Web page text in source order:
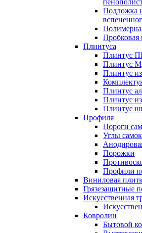
Подложка
Пробковая
Плинтуса
Плинтус
Плинтус
Плинтус
Плинтус
Плинтус
Плинтус
Профиля
Пороги
Углы
Порожки
Профили
Виниловая
Грязезащитные
Искусственная
Ковролин
Бытовой